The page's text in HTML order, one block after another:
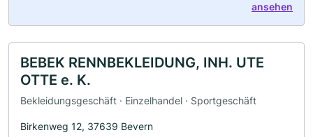
ansehen
BEBEK RENNBEKLEIDUNG, INH. UTE
OTTE e. K.
Bekleidungsgeschäft · Einzelhandel · Sportgeschäft
Birkenweg 12, 37639 Bevern